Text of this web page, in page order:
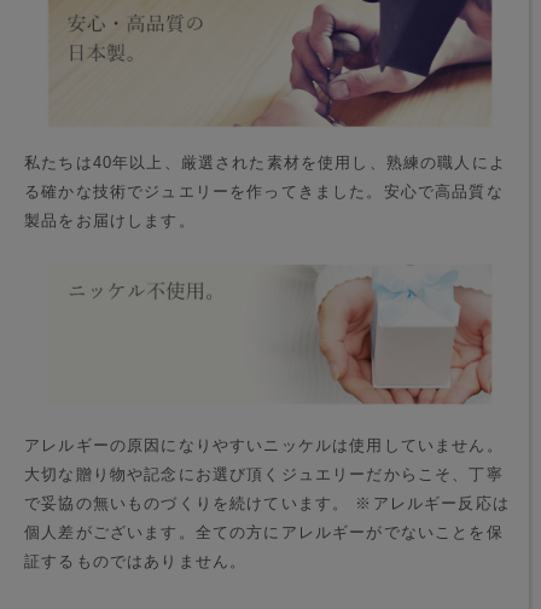
私たちは40年以上、厳選された素材を使用し、熟練の職人によ
る確かな技術でジュエリーを作ってきました。安心で高品質な
製品をお届けします。
アレルギーの原因になりやすいニッケルは使用していません。
大切な贈り物や記念にお選び頂くジュエリーだからこそ、丁寧
で妥協の無いものづくりを続けています。 ※アレルギー反応は
個人差がございます。全ての方にアレルギーがでないことを保
証するものではありません。